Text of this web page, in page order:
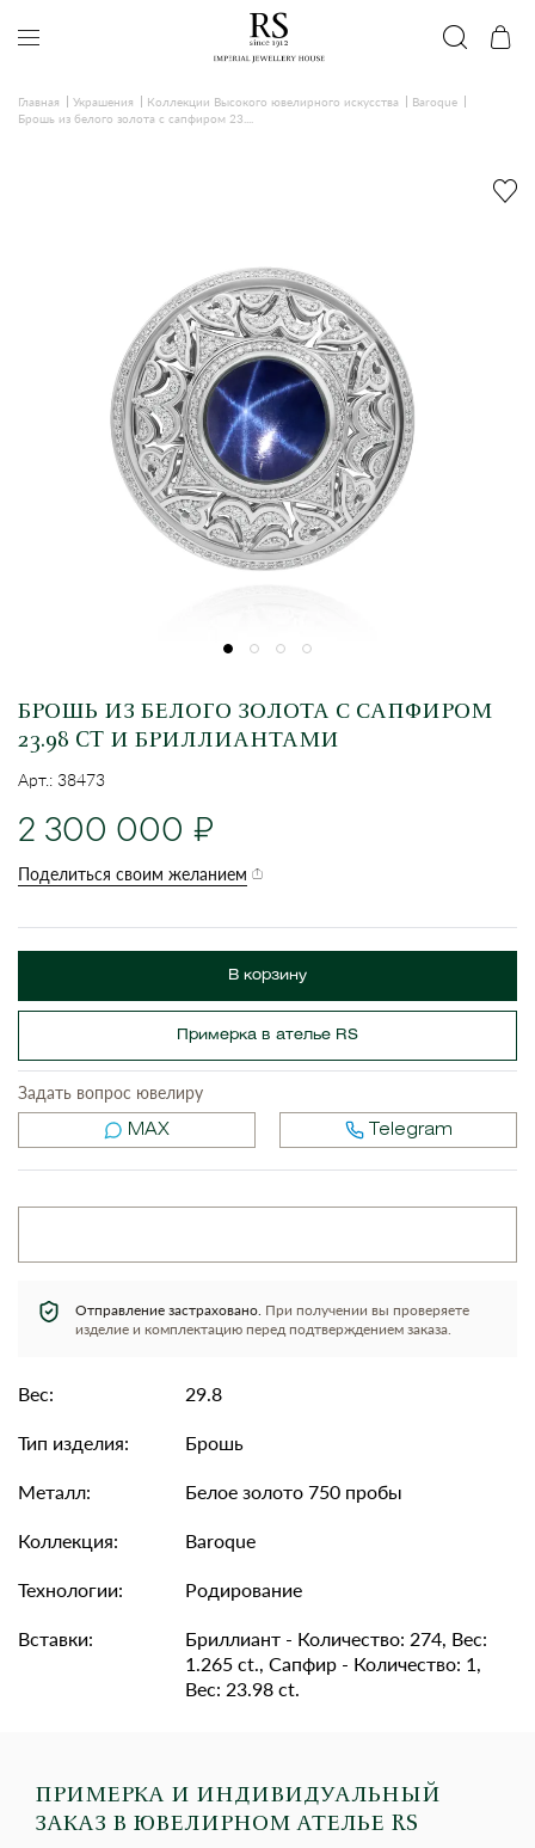
Главная Украшения Коллекции Высокого ювелирного искусства
Baroque
Брошь из белого золота с сапфиром 23....
БРОШЬ ИЗ БЕЛОГО ЗОЛОТА С САПФИРОМ
23.98 CT И БРИЛЛИАНТАМИ
Арт.: 38473
2 300 000
Поделиться своим желанием
В корзину
Примерка в ателье RS
Задать вопрос ювелиру
MAX Telegram
Отправление застраховано. При получении вы проверяете
изделие и комплектацию перед подтверждением заказа.
Вес:
29.8
Тип изделия:
Брошь
Металл:
Белое золото 750 пробы
Коллекция:
Baroque
Технологии:
Родирование
Вставки:
Бриллиант - Количество: 274, Вес:
1.265 ct., Сапфир - Количество: 1,
Вес: 23.98 ct.
ПРИМЕРКА И ИНДИВИДУАЛЬНЫЙ
ЗАКАЗ В ЮВЕЛИРНОМ АТЕЛЬЕ RS